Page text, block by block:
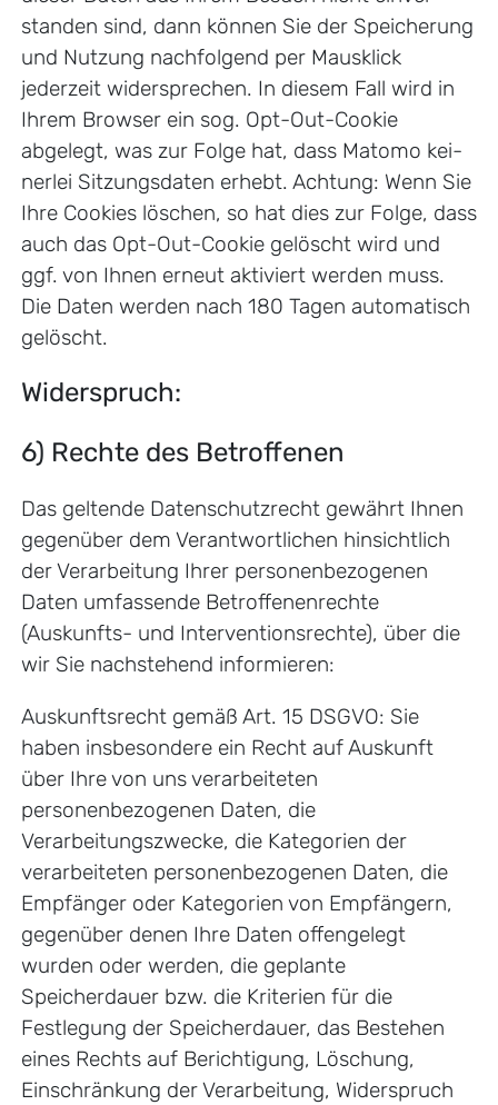
stan­den sind, dann kön­nen Sie der Spei­che­rung
und Nut­zung nachfolgend per Maus­klick
jederzeit wider­spre­chen. In diesem Fall wird in
Ihrem Browser ein sog. Opt-Out-Cookie
abgelegt, was zur Folge hat, dass Matomo kei­
ner­lei Sit­zungs­da­ten erhebt. Achtung: Wenn Sie
Ihre Cookies löschen, so hat dies zur Folge, dass
auch das Opt-Out-Cookie gelöscht wird und
ggf. von Ihnen erneut aktiviert werden muss.
Die Daten werden nach 180 Tagen automatisch
gelöscht.
Widerspruch:
6) Rechte des Betroffenen
Das geltende Datenschutzrecht gewährt Ihnen
gegenüber dem Verantwortlichen hinsichtlich
der Verarbeitung Ihrer personenbezogenen
Daten umfassende Betroffenenrechte
(Auskunfts- und Interventionsrechte), über die
wir Sie nachstehend informieren:
Auskunftsrecht gemäß Art. 15 DSGVO: Sie
haben insbesondere ein Recht auf Auskunft
über Ihre von uns verarbeiteten
personenbezogenen Daten, die
Verarbeitungszwecke, die Kategorien der
verarbeiteten personenbezogenen Daten, die
Empfänger oder Kategorien von Empfängern,
gegenüber denen Ihre Daten offengelegt
wurden oder werden, die geplante
Speicherdauer bzw. die Kriterien für die
Festlegung der Speicherdauer, das Bestehen
eines Rechts auf Berichtigung, Löschung,
Einschränkung der Verarbeitung, Widerspruch